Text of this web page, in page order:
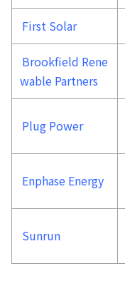
First Solar
Brookfield Rene
wable Partners
Plug Power
Enphase Energy
Sunrun